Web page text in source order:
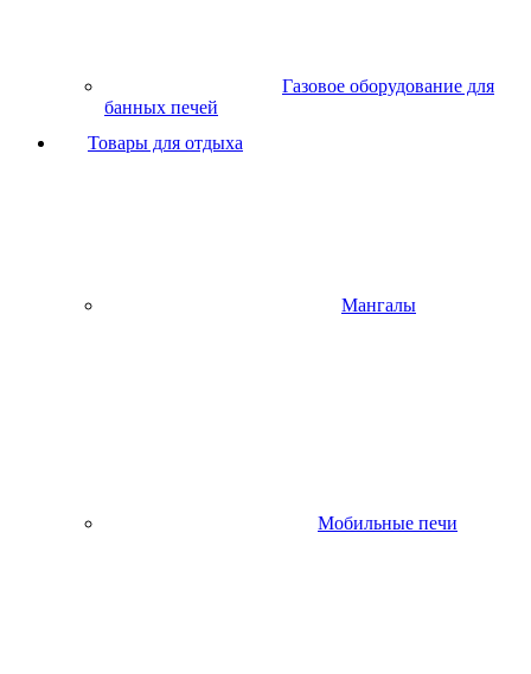
Газовое оборудование для
банных печей
Товары для отдыха
Мангалы
Мобильные печи